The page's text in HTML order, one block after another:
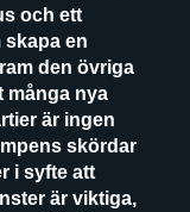
och ett
en
den övriga
många nya
är ingen
skördar
i syfte att
är viktiga,